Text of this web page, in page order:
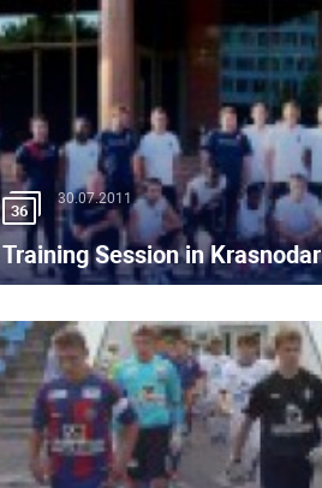
36
30.07.2011
Training Session in Krasnodar